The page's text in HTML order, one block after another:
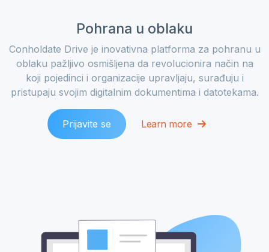
Pohrana u oblaku
Conholdate Drive je inovativna platforma za pohranu u
oblaku pažljivo osmišljena da revolucionira način na
koji pojedinci i organizacije upravljaju, surađuju i
pristupaju svojim digitalnim dokumentima i datotekama.
Prijavite se Learn more